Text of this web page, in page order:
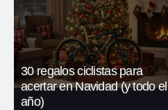
30 regalos ciclistas para
acertar en Navidad (y todo el
año)